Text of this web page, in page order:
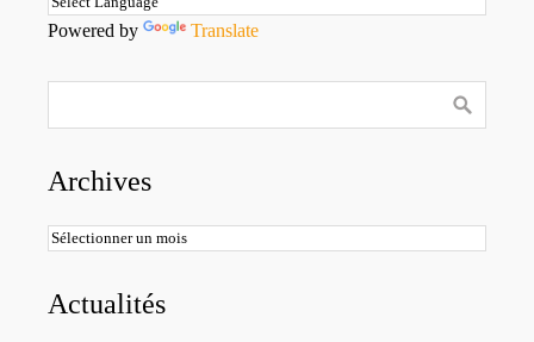
Powered by Translate
Archives
Archives
Actualités